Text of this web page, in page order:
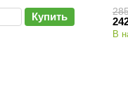
Купить
В